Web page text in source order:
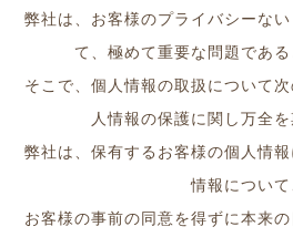
弊社は、お客様のプライバシーな
て、極めて重要な問題である
そこで、個人情報の取扱について
人情報の保護に関し万全を
弊社は、保有するお客様の個人情
情報について
お客様の事前の同意を得ずに本来